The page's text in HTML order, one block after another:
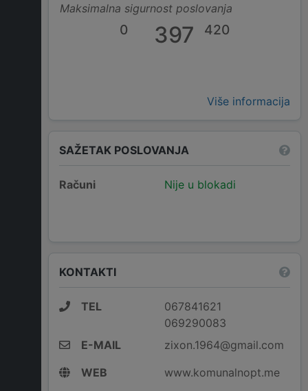
Maksimalna sigurnost poslovanja
0 397 420
Više informacija
SAŽETAK POSLOVANJA
Računi Nije u blokadi
KONTAKTI
TEL
067841621
069290083
E-MAIL
zixon.1964@gmail.com
WEB
www.komunalnopt.me